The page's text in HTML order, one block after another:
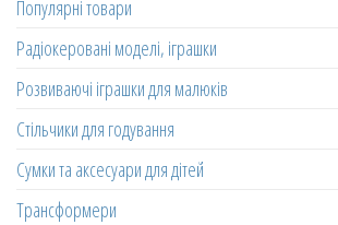
Популярні товари
Радіокеровані моделі, іграшки
Розвиваючі іграшки для малюків
Стільчики для годування
Сумки та аксесуари для дітей
Трансформери